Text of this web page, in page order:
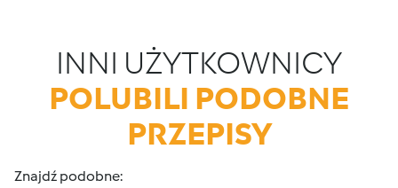
INNI UŻYTKOWNICY
POLUBILI PODOBNE
PRZEPISY
Znajdź podobne: